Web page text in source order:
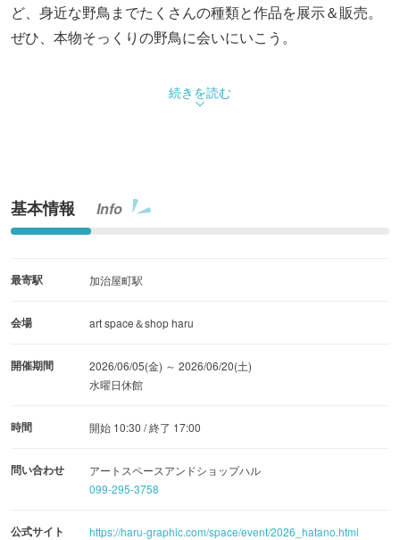
ど、身近な野鳥までたくさんの種類と作品を展示＆販売。
ぜひ、本物そっくりの野鳥に会いにいこう。
続きを読む
基本情報 Info
最寄駅 加治屋町駅
会場 art space＆shop haru
開催期間
2026/06/05(金) ～ 2026/06/20(土)
水曜日休館
時間 開始 10:30 / 終了 17:00
問い合わせ
アートスペースアンドショップハル
099-295-3758
公式サイト https://haru-graphic.com/space/event/2026_hatano.html